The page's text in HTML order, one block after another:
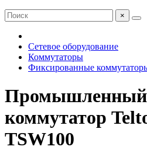
×
Сетевое оборудование
Коммутаторы
Фиксированные
Промышленный
коммутатор
TSW100